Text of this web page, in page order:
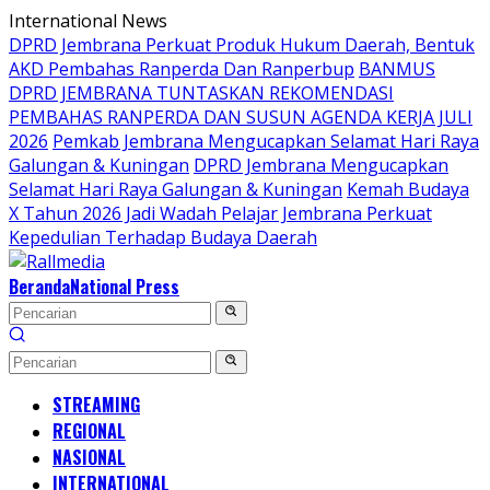
Langsung
ke
konten
International News
DPRD Jembrana Perkuat Produk Hukum Daerah, Bentuk
AKD Pembahas Ranperda Dan Ranperbup BANMUS
DPRD JEMBRANA TUNTASKAN REKOMENDASI
PEMBAHAS RANPERDA DAN SUSUN AGENDA KERJA JULI
2026 Pemkab Jembrana Mengucapkan Selamat Hari Raya
Galungan & Kuningan DPRD Jembrana Mengucapkan
Selamat Hari Raya Galungan & Kuningan Kemah Budaya
X Tahun 2026 Jadi Wadah Pelajar Jembrana Perkuat
Kepedulian Terhadap Budaya Daerah
BerandaNational Press
STREAMING
REGIONAL
NASIONAL
INTERNATIONAL